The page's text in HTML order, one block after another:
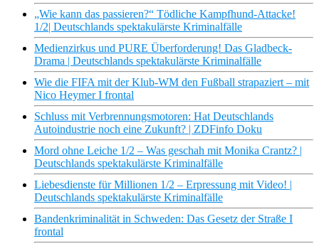
„Wie kann das passieren?“ Tödliche Kampfhund-Attacke!
1/2| Deutschlands spektakulärste Kriminalfälle
Medienzirkus und PURE Überforderung! Das Gladbeck-
Drama | Deutschlands spektakulärste Kriminalfälle
Wie die FIFA mit der Klub-WM den Fußball strapaziert – mit
Nico Heymer I frontal
Schluss mit Verbrennungsmotoren: Hat Deutschlands
Autoindustrie noch eine Zukunft? | ZDFinfo Doku
Mord ohne Leiche 1/2 – Was geschah mit Monika Crantz? |
Deutschlands spektakulärste Kriminalfälle
Liebesdienste für Millionen 1/2 – Erpressung mit Video! |
Deutschlands spektakulärste Kriminalfälle
Bandenkriminalität in Schweden: Das Gesetz der Straße I
frontal